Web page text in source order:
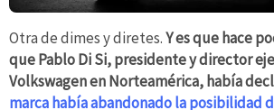
Otra de dimes y diretes.Y es que hace
que Pablo Di Si, presidente y director
Volkswagen en Norteamérica, había
marca había abandonado la posibilidad